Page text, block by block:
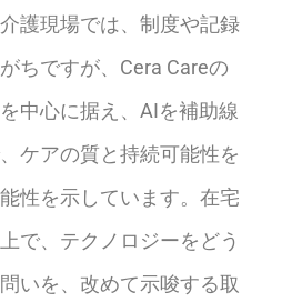
護現場では、制度や記録
ちですが、Cera Careの
中心に据え、AIを補助線
ケアの質と持続可能性を
性を示しています。在宅
で、テクノロジーをどう
いを、改めて示唆する取